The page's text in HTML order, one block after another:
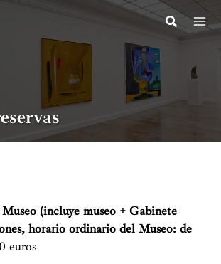
(incluye museo + Gabinete
horario ordinario del Museo: de
euros